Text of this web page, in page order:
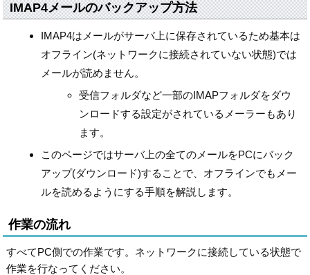
IMAP4メールのバックアップ方法
IMAP4はメールがサーバ上に保存されているため基本は
オフライン(ネットワークに接続されていない状態)では
メールが読めません。
受信フォルダなど一部のIMAPフォルダをダウ
ンロードする設定がされているメーラーもあり
ます。
このページではサーバ上の全てのメールをPCにバック
アップ(ダウンロード)することで、オフラインでもメー
ルを読めるようにする手順を解説します。
作業の流れ
すべてPC側での作業です。ネットワークに接続している状態で
作業を行なってください。